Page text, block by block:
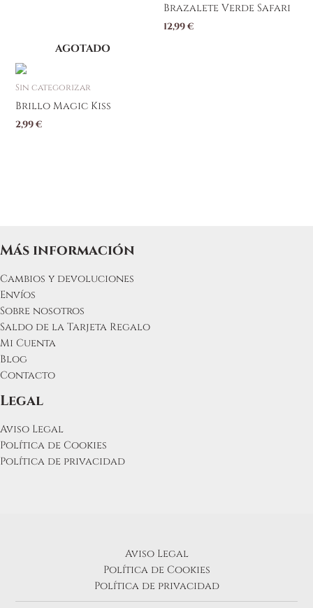
Brazalete Verde Safari
12,99€
AGOTADO
Sin categorizar
Brillo Magic Kiss
2,99€
Más información
Cambios y devoluciones
Envíos
Sobre nosotros
Saldo de la Tarjeta Regalo
Mi Cuenta
Blog
Contacto
Legal
Aviso Legal
Política de Cookies
Política de privacidad
Aviso Legal
Política de Cookies
Política de privacidad